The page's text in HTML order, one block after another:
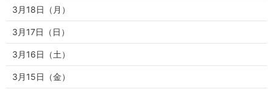
3月18日（月）
3月17日（日）
3月16日（土）
3月15日（金）